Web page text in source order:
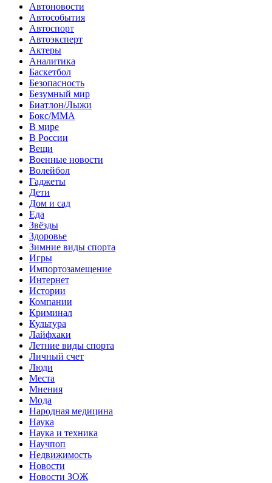
Автоновости
Автособытия
Автоспорт
Автоэксперт
Актеры
Аналитика
Баскетбол
Безопасность
Безумный мир
Биатлон/Лыжи
Бокс/MMA
В мире
В России
Вещи
Военные новости
Волейбол
Гаджеты
Дети
Дом и сад
Еда
Звёзды
Здоровье
Зимние виды спорта
Игры
Импортозамещение
Интернет
Истории
Компании
Криминал
Культура
Лайфхаки
Летние виды спорта
Личный счет
Люди
Места
Мнения
Мода
Народная медицина
Наука
Наука и техника
Научпоп
Недвижимость
Новости
Новости ЗОЖ